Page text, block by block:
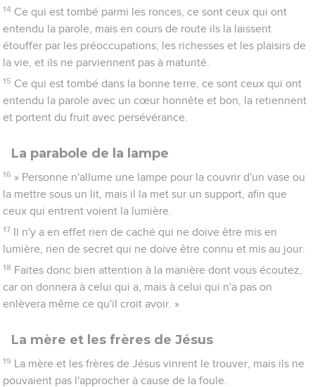
14 Ce qui est tombé parmi les ronces, ce sont ceux qui ont
entendu la parole, mais en cours de route ils la laissent
étouffer par les préoccupations, les richesses et les plaisirs de
la vie, et ils ne parviennent pas à maturité.
15 Ce qui est tombé dans la bonne terre, ce sont ceux qui ont
entendu la parole avec un cœur honnête et bon, la retiennent
et portent du fruit avec persévérance.
La parabole de la lampe
16 » Personne n'allume une lampe pour la couvrir d'un vase ou
la mettre sous un lit, mais il la met sur un support, afin que
ceux qui entrent voient la lumière.
17 Il n'y a en effet rien de caché qui ne doive être mis en
lumière, rien de secret qui ne doive être connu et mis au jour.
18 Faites donc bien attention à la manière dont vous écoutez,
car on donnera à celui qui a, mais à celui qui n'a pas on
enlèvera même ce qu'il croit avoir. »
La mère et les frères de Jésus
19 La mère et les frères de Jésus vinrent le trouver, mais ils ne
pouvaient pas l'approcher à cause de la foule.